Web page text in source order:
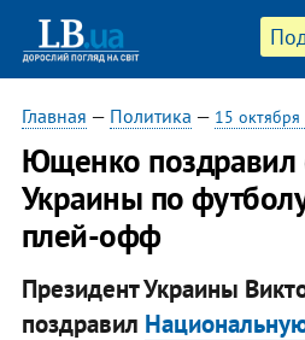
Главная — Политика — 15
Ющенко поздравил
Украины по
плей-офф
Президент Украины
поздравил